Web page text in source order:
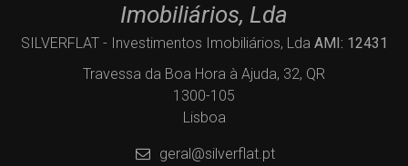
Imobiliários, Lda
SILVERFLAT - Investimentos Imobiliários, Lda AMI: 12431
Travessa da Boa Hora à Ajuda, 32, QR
1300-105
Lisboa
geral@silverflat.pt